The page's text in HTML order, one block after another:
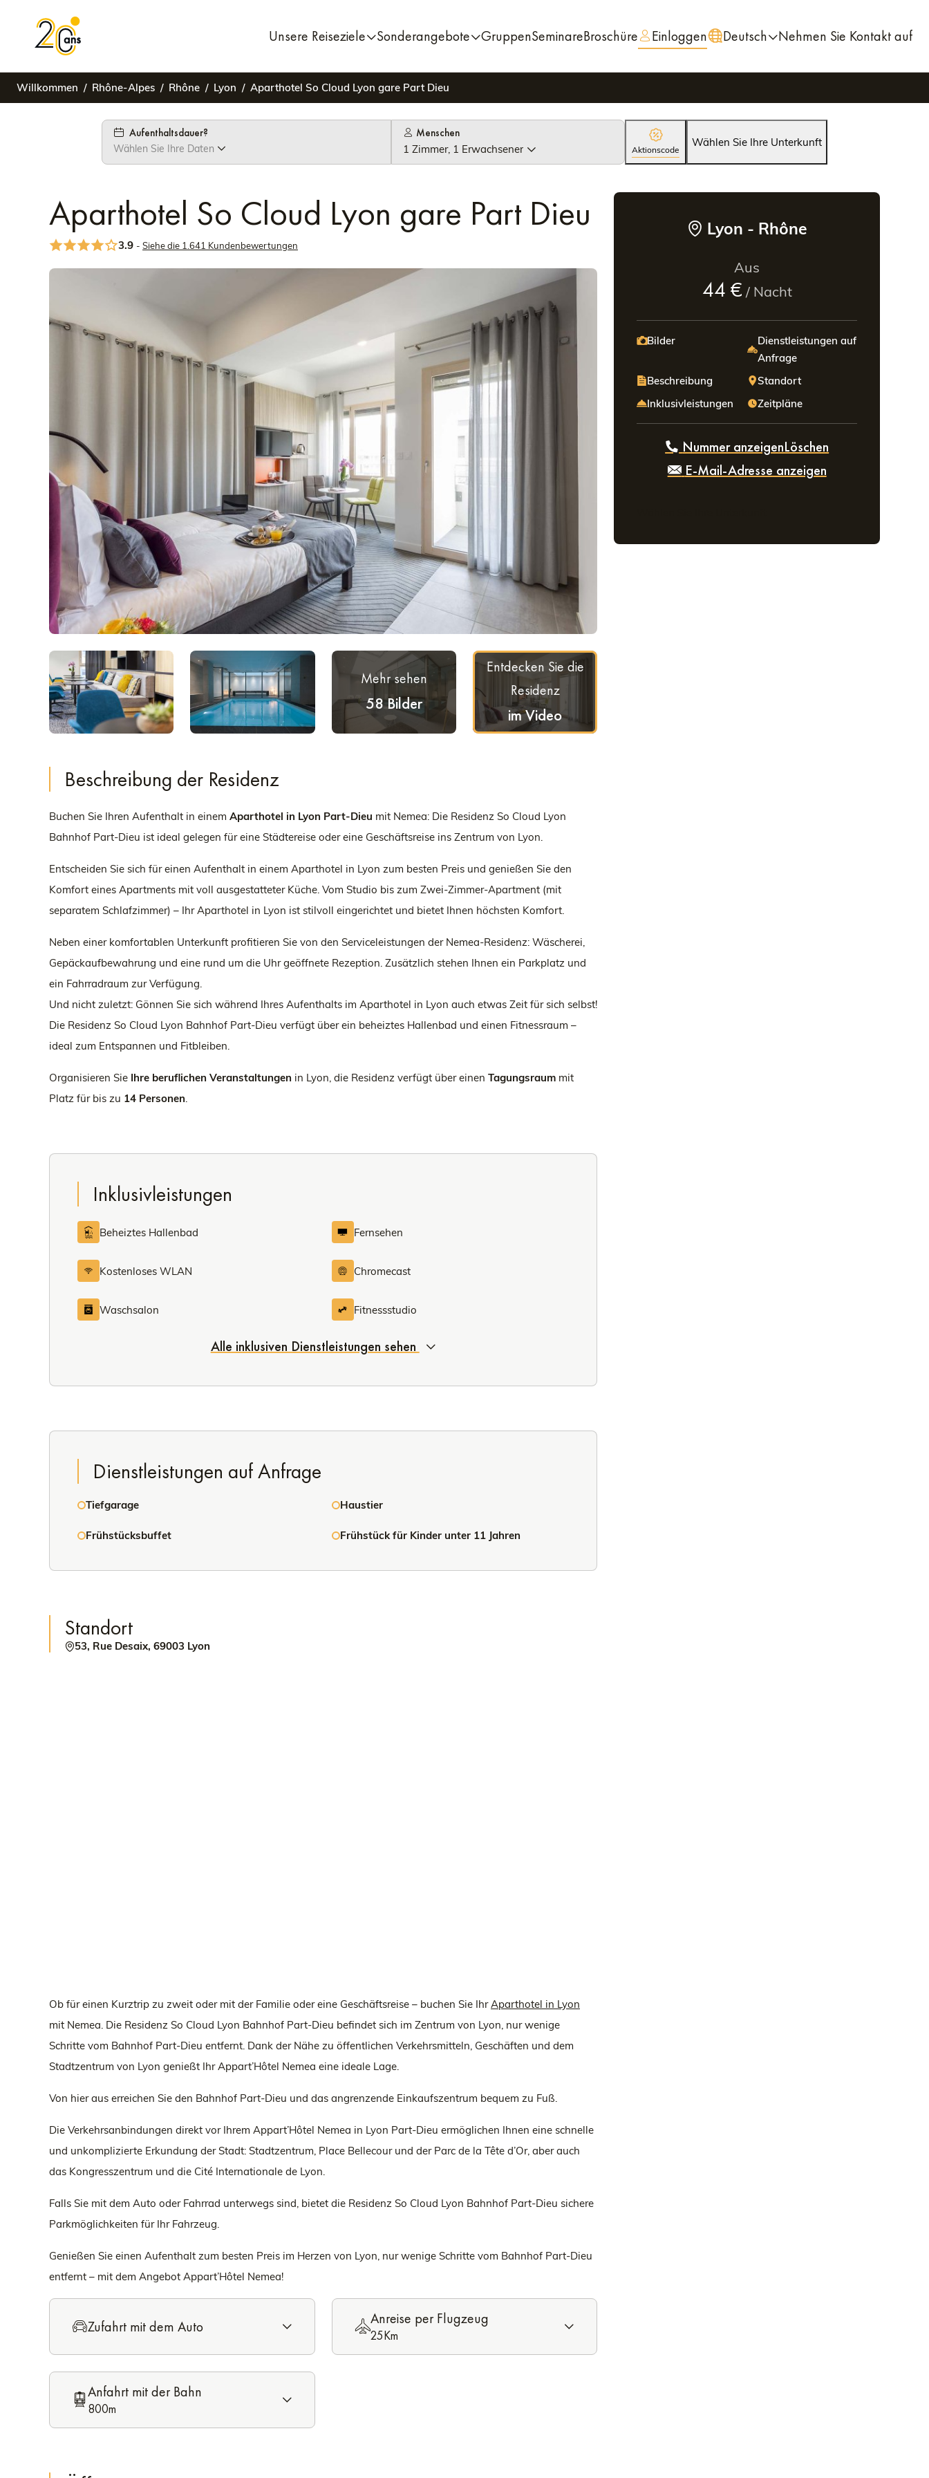
Unsere Reiseziele Sonderangebote GruppenSeminareBroschüre Einloggen Deutsch Nehmen Sie Kontakt auf
Willkommen Rhône-Alpes Rhône Lyon Aparthotel So Cloud Lyon gare Part Dieu
Aufenthaltsdauer?
Wählen Sie Ihre Daten
Menschen
1 Zimmer, 1 Erwachsener Aktionscode
Wählen Sie Ihre Unterkunft
Aparthotel So Cloud Lyon gare Part Dieu
3.9 - Siehe die 1.641 Kundenbewertungen
Mehr sehen
58 Bilder
Entdecken Sie die
Residenz
im Video
Beschreibung der Residenz
Buchen Sie Ihren Aufenthalt in einem Aparthotel in Lyon Part-Dieu mit Nemea: Die Residenz So Cloud Lyon
Bahnhof Part-Dieu ist ideal gelegen für eine Städtereise oder eine Geschäftsreise ins Zentrum von Lyon.
Entscheiden Sie sich für einen Aufenthalt in einem Aparthotel in Lyon zum besten Preis und genießen Sie den
Komfort eines Apartments mit voll ausgestatteter Küche. Vom Studio bis zum Zwei-Zimmer-Apartment (mit
separatem Schlafzimmer) – Ihr Aparthotel in Lyon ist stilvoll eingerichtet und bietet Ihnen höchsten Komfort.
Neben einer komfortablen Unterkunft profitieren Sie von den Serviceleistungen der Nemea-Residenz: Wäscherei,
Gepäckaufbewahrung und eine rund um die Uhr geöffnete Rezeption. Zusätzlich stehen Ihnen ein Parkplatz und
ein Fahrradraum zur Verfügung.
Und nicht zuletzt: Gönnen Sie sich während Ihres Aufenthalts im Aparthotel in Lyon auch etwas Zeit für sich selbst!
Die Residenz So Cloud Lyon Bahnhof Part-Dieu verfügt über ein beheiztes Hallenbad und einen Fitnessraum –
ideal zum Entspannen und Fitbleiben.
Organisieren Sie Ihre beruflichen Veranstaltungen in Lyon, die Residenz verfügt über einen Tagungsraum mit
Platz für bis zu 14 Personen.
Inklusivleistungen
Beheiztes Hallenbad Fernsehen
Kostenloses WLAN Chromecast
Waschsalon Fitnessstudio
Alle inklusiven Dienstleistungen sehen
Dienstleistungen auf Anfrage
Tiefgarage Haustier
Frühstücksbuffet Frühstück für Kinder unter 11 Jahren
Standort
53, Rue Desaix, 69003 Lyon
Ob für einen Kurztrip zu zweit oder mit der Familie oder eine Geschäftsreise – buchen Sie IhrAparthotel in Lyon
mit Nemea. Die Residenz So Cloud Lyon Bahnhof Part-Dieu befindet sich im Zentrum von Lyon, nur wenige
Schritte vom Bahnhof Part-Dieu entfernt. Dank der Nähe zu öffentlichen Verkehrsmitteln, Geschäften und dem
Stadtzentrum von Lyon genießt Ihr Appart’Hôtel Nemea eine ideale Lage.
Von hier aus erreichen Sie den Bahnhof Part-Dieu und das angrenzende Einkaufszentrum bequem zu Fuß.
Die Verkehrsanbindungen direkt vor Ihrem Appart’Hôtel Nemea in Lyon Part-Dieu ermöglichen Ihnen eine schnelle
und unkomplizierte Erkundung der Stadt: Stadtzentrum, Place Bellecour und der Parc de la Tête d’Or, aber auch
das Kongresszentrum und die Cité Internationale de Lyon.
Falls Sie mit dem Auto oder Fahrrad unterwegs sind, bietet die Residenz So Cloud Lyon Bahnhof Part-Dieu sichere
Parkmöglichkeiten für Ihr Fahrzeug.
Genießen Sie einen Aufenthalt zum besten Preis im Herzen von Lyon, nur wenige Schritte vom Bahnhof Part-Dieu
entfernt – mit dem Angebot Appart’Hôtel Nemea!
Zufahrt mit dem Auto Anreise per Flugzeug
25Km
Anfahrt mit der Bahn
800m
Lyon - Rhône
Aus
44 € / Nacht
Bilder
Dienstleistungen auf
Anfrage
Beschreibung
Standort
Inklusivleistungen
Zeitpläne
Nummer anzeigenLöschen
E-Mail-Adresse anzeigen